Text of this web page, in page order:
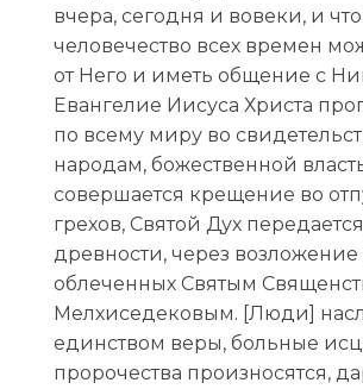
вчера, сегодня и вовеки, и
человечество всех времен
от Него и иметь общение с
Евангелие Иисуса Христа
по всему миру во
народам, божественной
совершается крещение во
грехов, Святой Дух
древности, через
облеченных Святым
Мелхиседековым. [Люди]
единством веры, больные
пророчества произносятся,